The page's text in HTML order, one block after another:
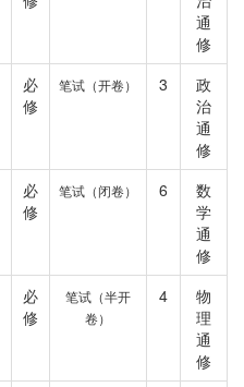
通
修
必
修
笔试（开卷） 3
政
治
通
修
必
修
笔试（闭卷） 6
数
学
通
修
必
修
笔试（半开
卷）
4
物
理
通
修